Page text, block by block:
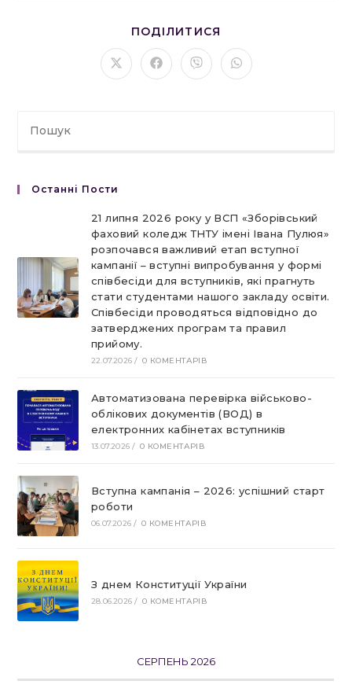
ПОДІЛИТИСЯ
ЦИМ
ВМІСТОМ
Відкрити
в
Відкрити
в
Відкрити
в
Відкрити
в
Останні Пости
21 липня 2026 року у ВСП «Зборівський
фаховий коледж ТНТУ імені Івана Пулюя»
розпочався важливий етап вступної
кампанії – вступні випробування у формі
співбесіди для вступників, які прагнуть
стати студентами нашого закладу освіти.
Співбесіди проводяться відповідно до
затверджених програм та правил
прийому.
22.07.2026 / 0 КОМЕНТАРІВ
Автоматизована перевірка військово-
облікових документів (ВОД) в
електронних кабінетах вступників
13.07.2026 / 0 КОМЕНТАРІВ
Вступна кампанія – 2026: успішний старт
роботи
06.07.2026 / 0 КОМЕНТАРІВ
З днем Конституції України
28.06.2026 / 0 КОМЕНТАРІВ
СЕРПЕНЬ 2026